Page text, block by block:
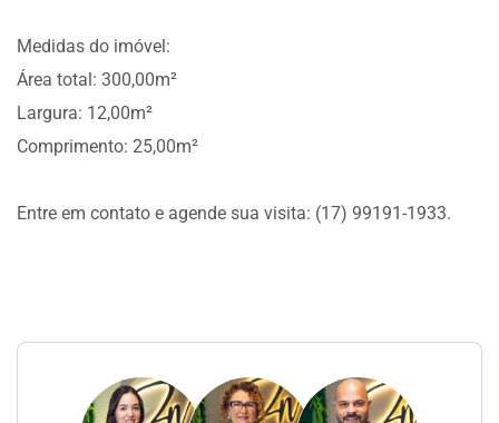
Medidas do imóvel:
Área total: 300,00m²
Largura: 12,00m²
Comprimento: 25,00m²
Entre em contato e agende sua visita: (17) 99191-1933.